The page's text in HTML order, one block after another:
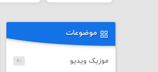
موضوعات
موزیک ویدیو ۴۱